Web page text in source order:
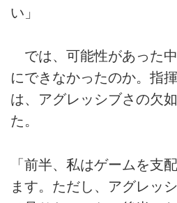
い」
では、可能性があった
にできなかったのか。指
は、アグレッシブさの欠
た。
「前半、私はゲームを支
ます。ただし、アグレッ